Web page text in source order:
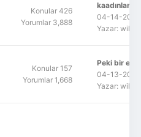
Konular 426
Yorumlar 3,888
kaadınları
04-14-
Yazar:
Konular 157
Yorumlar 1,668
Peki bir
04-13-
Yazar: